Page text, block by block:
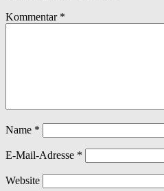
Kommentar *
Name *
E-Mail-Adresse *
Website